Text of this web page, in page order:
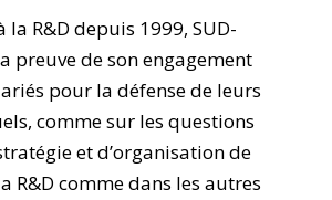
la R&D depuis 1999, SUD-
preuve de son engagement
pour la défense de leurs
comme sur les questions
et d’organisation de
R&D comme dans les autres